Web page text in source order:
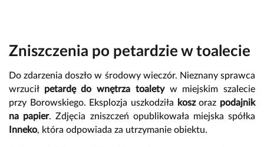
Zniszczenia po petardzie w toalecie
Do zdarzenia doszło w środowy wieczór. Nieznany sprawca
wrzucił petardę do wnętrza toaletyw miejskim szalecie
przy Borowskiego. Eksplozja uszkodziła
koszoraz podajnik
na papier. Zdjęcia zniszczeń opublikowała miejska spółka
Inneko, która odpowiada za utrzymanie obiektu.